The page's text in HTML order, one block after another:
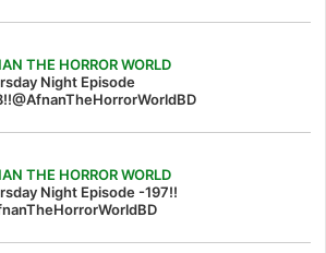
THE HORROR WORLD
Night Episode
THE HORROR WORLD
Night Episode -197!!‪